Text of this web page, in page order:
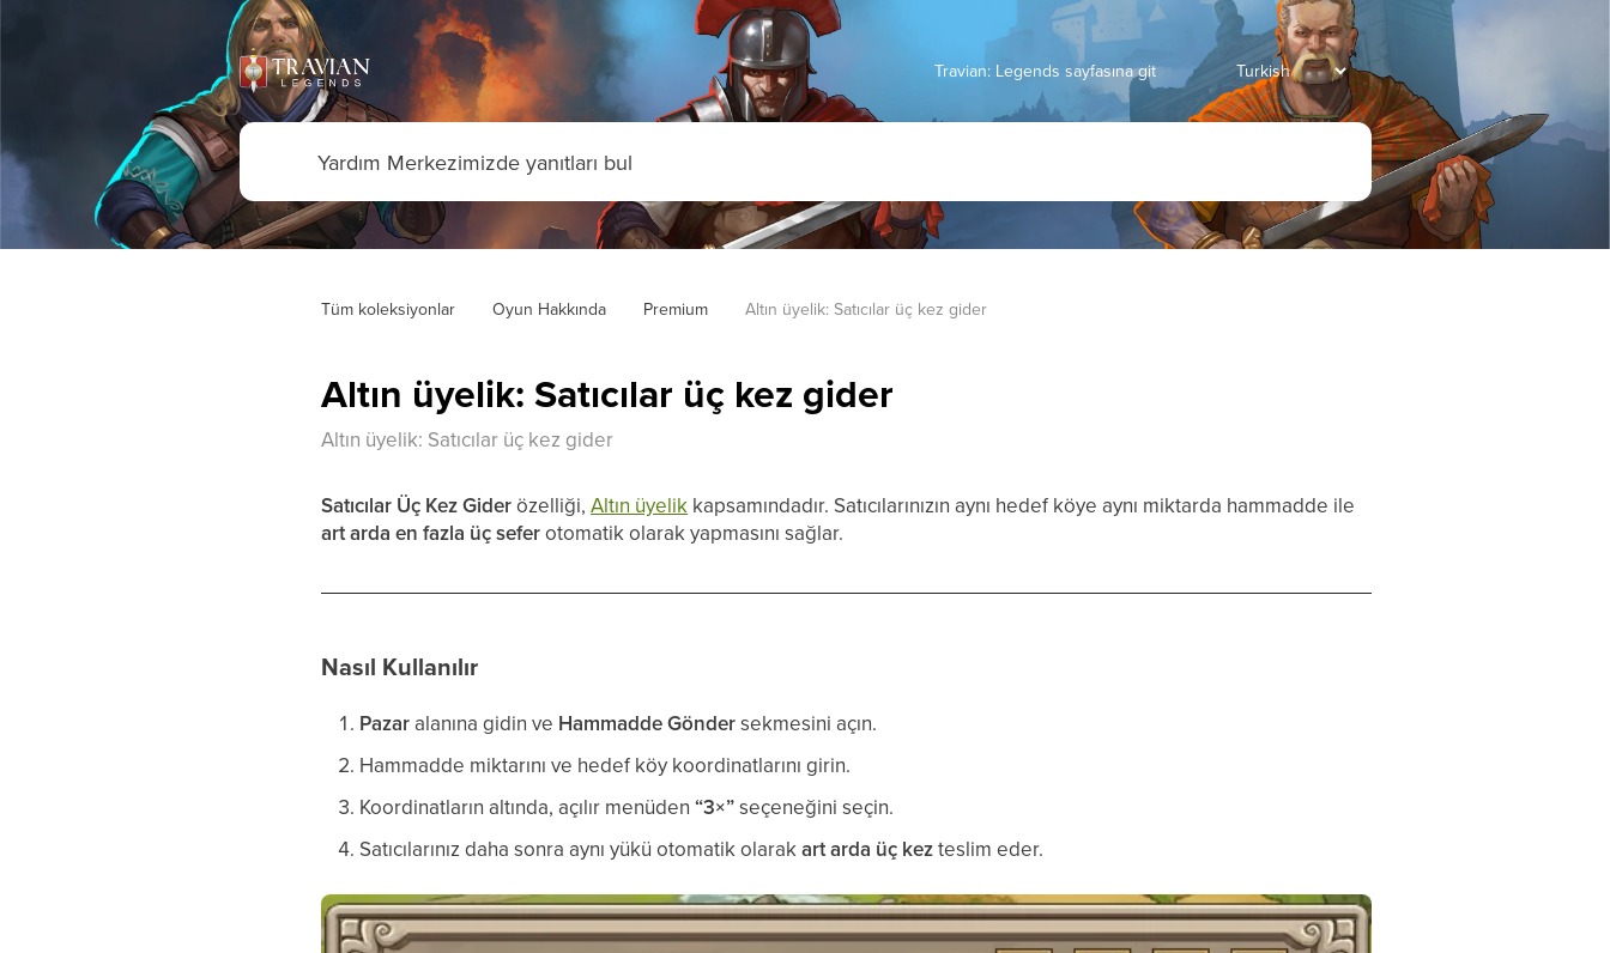
Travian: Legends sayfasına git
Tüm koleksiyonlar Oyun Hakkında Premium Altın üyelik: Satıcılar üç kez gider
Altın üyelik: Satıcılar üç kez gider
Altın üyelik: Satıcılar üç kez gider
Satıcılar Üç Kez Giderözelliği,Altın üyelik kapsamındadır. Satıcılarınızın aynı hedef köye aynı miktarda hammadde ile
art arda en fazla üç seferotomatik olarak yapmasını sağlar.
Nasıl Kullanılır
Pazar alanına gidin ve Hammadde Göndersekmesini açın.
Hammadde miktarını ve hedef köy koordinatlarını girin.
Koordinatların altında, açılır menüden“3×”seçeneğini seçin.
Satıcılarınız daha sonra aynı yükü otomatik olarakart arda üç kezteslim eder.